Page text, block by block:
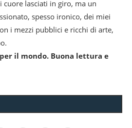
cuore lasciati in giro, ma un
spesso ironico, dei miei
i mezzi pubblici e ricchi di arte,
il mondo. Buona lettura e